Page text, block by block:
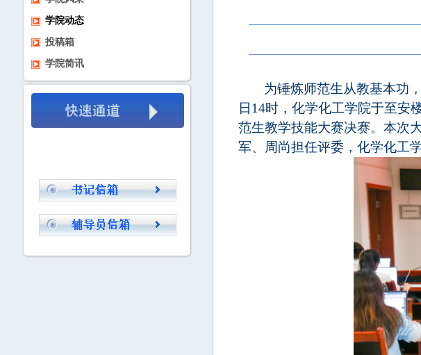
学院动态
投稿箱
学院简讯
为锤炼师范生从教基本功
日 14时 ，化学化工学院于至安
范生教学技能大赛决赛。本次
军、周尚担任评委，化学化工